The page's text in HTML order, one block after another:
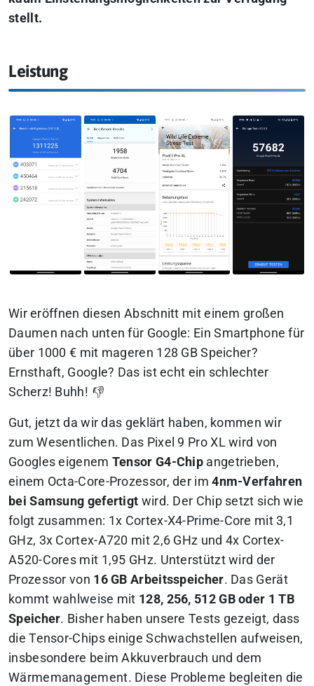
stellt.
Leistung
Wir eröffnen diesen Abschnitt mit einem großen
Daumen nach unten für Google: Ein Smartphone für
über 1000 € mit mageren 128 GB Speicher?
Ernsthaft, Google? Das ist echt ein schlechter
Scherz! Buhh! 👎
Gut, jetzt da wir das geklärt haben, kommen wir
zum Wesentlichen. Das Pixel 9 Pro XL wird von
Googles eigenem Tensor G4-Chip angetrieben,
einem Octa-Core-Prozessor, der im4nm-Verfahren
bei Samsung gefertigt wird. Der Chip setzt sich wie
folgt zusammen: 1x Cortex-X4-Prime-Core mit 3,1
GHz, 3x Cortex-A720 mit 2,6 GHz und 4x Cortex-
A520-Cores mit 1,95 GHz. Unterstützt wird der
Prozessor von 16 GB Arbeitsspeicher. Das Gerät
kommt wahlweise mit 128, 256, 512 GB oder 1 TB
Speicher. Bisher haben unsere Tests gezeigt, dass
die Tensor-Chips einige Schwachstellen aufweisen,
insbesondere beim Akkuverbrauch und dem
Wärmemanagement. Diese Probleme begleiten die